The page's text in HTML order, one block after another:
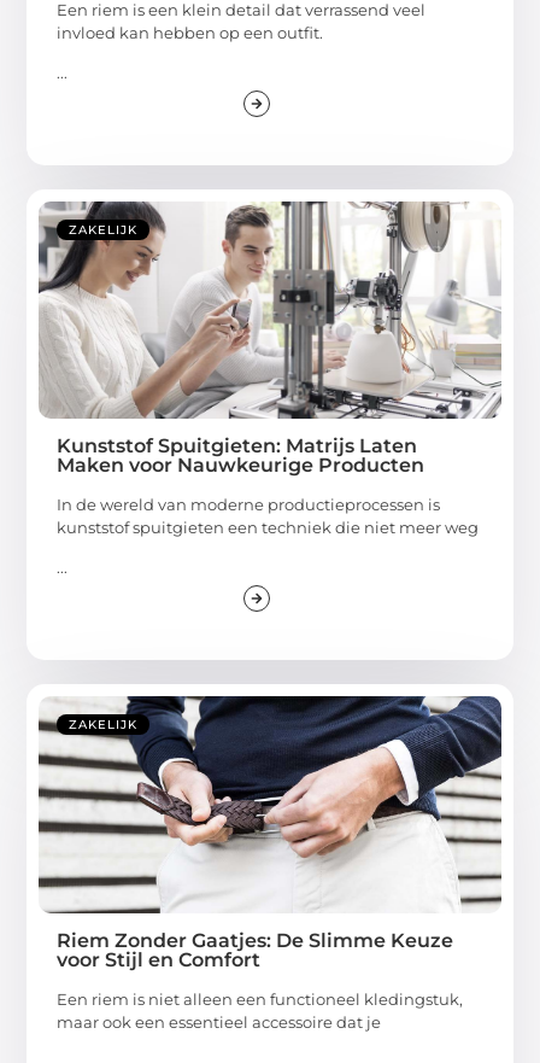
Een riem is een klein detail dat verrassend veel
invloed kan hebben op een outfit.
...
ZAKELIJK
Kunststof Spuitgieten: Matrijs Laten
Maken voor Nauwkeurige Producten
In de wereld van moderne productieprocessen is
kunststof spuitgieten een techniek die niet meer weg
...
ZAKELIJK
Riem Zonder Gaatjes: De Slimme Keuze
voor Stijl en Comfort
Een riem is niet alleen een functioneel kledingstuk,
maar ook een essentieel accessoire dat je